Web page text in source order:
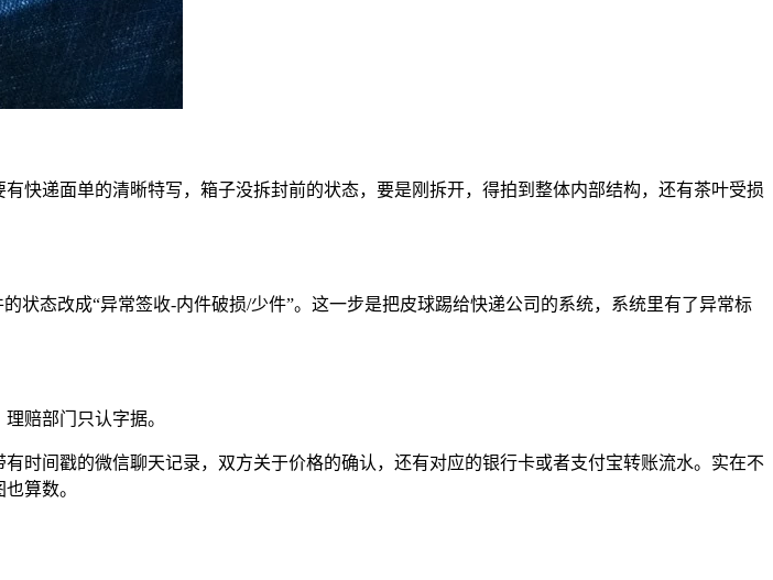
快递面单的清晰特写，箱子没拆封前的状态，要是刚拆开，得拍到整体内部结构，还有茶叶受损
状态改成“异常签收-内件破损/少件”。这一步是把皮球踢给快递公司的系统，系统里有了异常标
赔部门只认字据。
时间戳的微信聊天记录，双方关于价格的确认，还有对应的银行卡或者支付宝转账流水。实在不
算数。